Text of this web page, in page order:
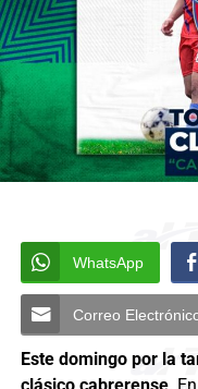
WhatsApp
Correo
Este domingo por la